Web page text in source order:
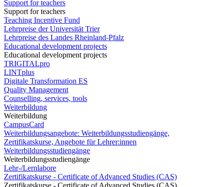
Support for teachers
Support for teachers
Teaching Incentive Fund
Lehrpreise der Universität Trier
Lehrpreise des Landes Rheinland-Pfalz
Educational development projects
Educational development projects
TRIGITALpro
LINTplus
Digitale Transformation ES
Quality Management
Counselling, services, tools
Weiterbildung
Weiterbildung
CampusCard
Weiterbildungsangebote: Weiterbildungsstudiengänge,
Zertifikatskurse, Angebote für Lehrer:innen
Weiterbildungsstudiengänge
Weiterbildungsstudiengänge
Lehr-/Lernlabore
Zertifikatskurse - Certificate of Advanced Studies (CAS)
Zertifikatskurse - Certificate of Advanced Studies (CAS)